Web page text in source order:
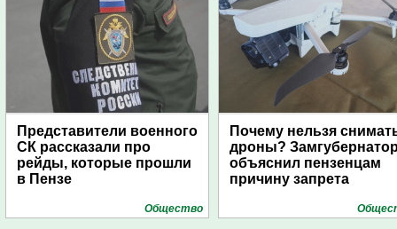
Представители военного
СК рассказали про
рейды, которые прошли
в Пензе
Общество
Почему нельзя
дроны?
объяснил пензенцам
причину запрета